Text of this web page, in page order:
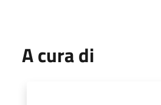
A cura di